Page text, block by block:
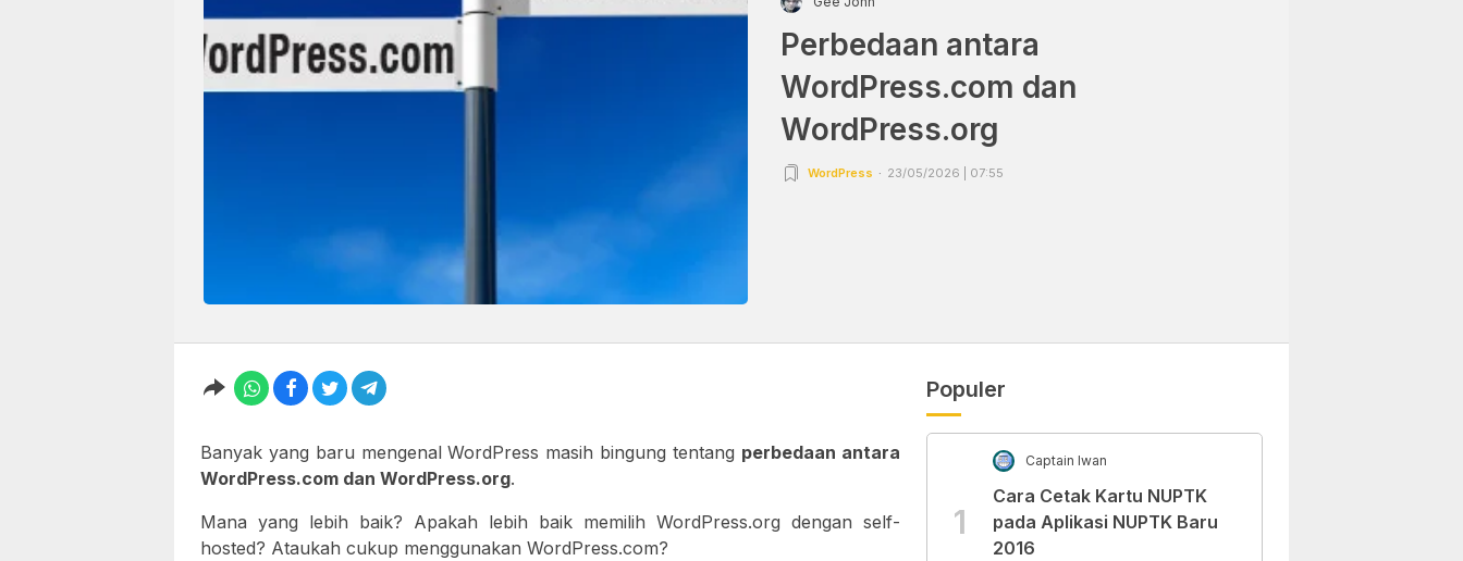
Perbedaan antara
WordPress.com dan
WordPress.org
WordPress 23/05/2026 | 07:55
Banyak yang baru mengenal WordPress masih bingung tentang perbedaan antara
WordPress.com dan WordPress.org.
Mana yang lebih baik? Apakah lebih baik memilih WordPress.org dengan self-
hosted? Ataukah cukup menggunakan WordPress.com?
Populer
1
Captain Iwan
Cara Cetak Kartu NUPTK
pada Aplikasi NUPTK Baru
2016